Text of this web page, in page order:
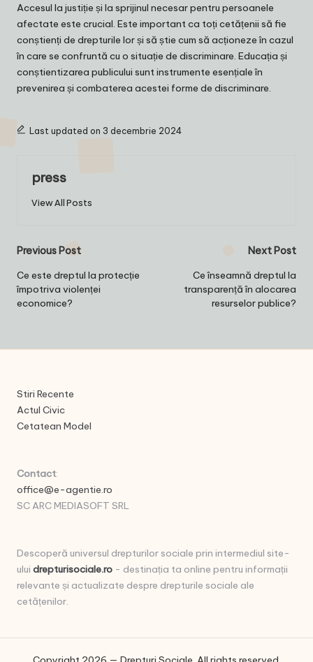
Accesul la justiție și la sprijinul necesar pentru persoanele
afectate este crucial. Este important ca toți cetățenii să fie
conștienți de drepturile lor și să știe cum să acționeze în cazul
în care se confruntă cu o situație de discriminare. Educația și
conștientizarea publicului sunt instrumente esențiale în
prevenirea și combaterea acestei forme de discriminare.
Last updated on 3 decembrie 2024
press
View All Posts
Post
navigation
Previous Post
Ce este dreptul la protecție
împotriva violenței
economice?
Next Post
Ce înseamnă dreptul la
transparență în alocarea
resurselor publice?
Stiri Recente
Actul Civic
Cetatean Model
Contact:
office@e-agentie.ro
SC ARC MEDIASOFT SRL
Descoperă universul drepturilor sociale prin intermediul site-
ului drepturisociale.ro - destinația ta online pentru informații
relevante și actualizate despre drepturile sociale ale
cetățenilor.